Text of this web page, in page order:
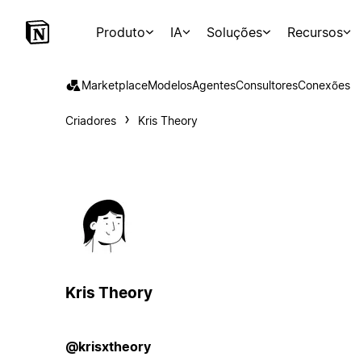
Produto IA Soluções Recursos
MarketplaceModelosAgentesConsultoresConexões
Criadores Kris Theory
Kris Theory
@krisxtheory